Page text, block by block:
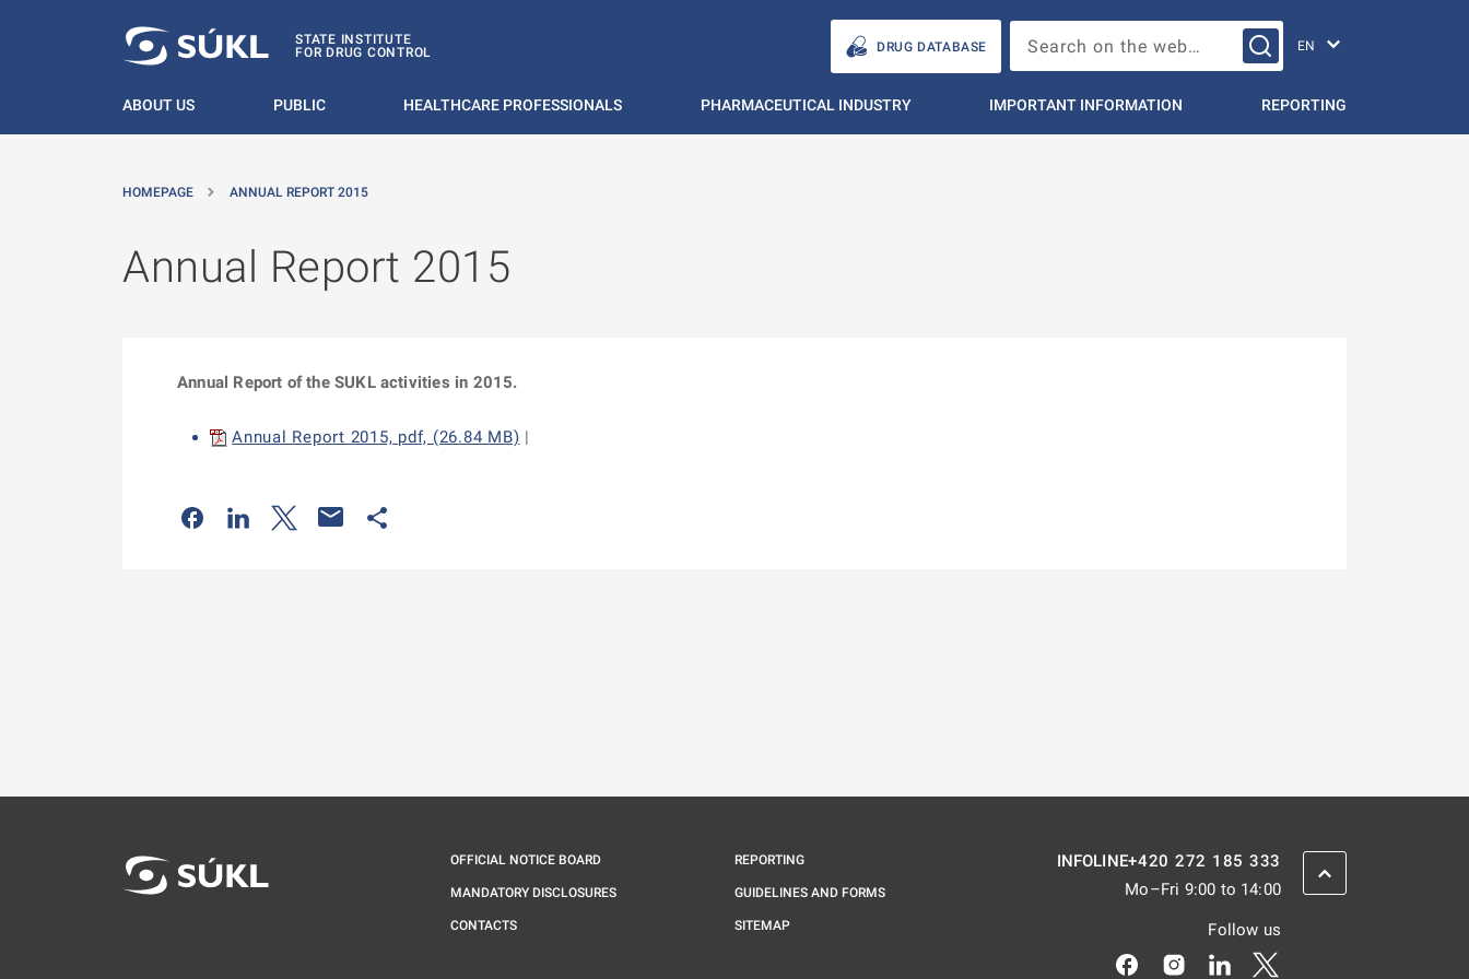
STATE INSTITUTE
FOR DRUG CONTROL
DRUG DATABASE Search on the web…
ABOUT US PUBLIC HEALTHCARE PROFESSIONALS PHARMACEUTICAL INDUSTRY IMPORTANT INFORMATION REPORTING
HOMEPAGE ANNUAL REPORT 2015
Annual Report 2015
Annual Report of the SUKL activities in 2015.
Annual Report 2015, pdf, (26.84 MB) |
Odkaz se otevře na nové kartě
Odkaz se otevře na nové kartě
Odkaz se otevře na nové kartě
OFFICIAL NOTICE BOARD
MANDATORY DISCLOSURES
CONTACTS
REPORTING
GUIDELINES AND FORMS
SITEMAP
INFOLINE+420 272 185 333
Mo–Fri 9:00 to 14:00
Follow us
Odkaz se otevře na nové kartě
Odkaz se otevře na nové kartě
Odkaz se otevře na nové
SCROLL BACK UP